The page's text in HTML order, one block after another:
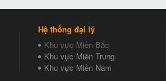
Hệ thống đại lý
Khu vực Miền Bắc
Khu vực Miền Trung
Khu vực Miền Nam